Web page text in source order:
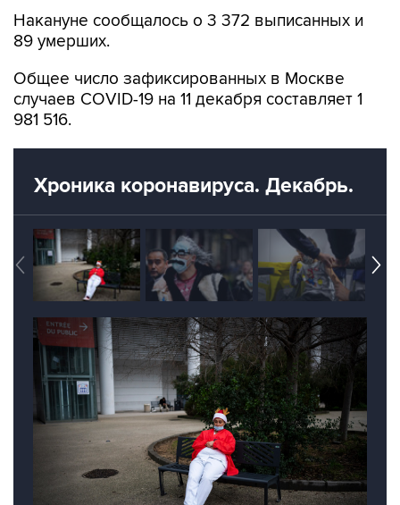
Накануне сообщалось о 3 372 выписанных и
89 умерших.
Общее число зафиксированных в Москве
случаев COVID-19 на 11 декабря составляет 1
981 516.
Хроника коронавируса. Декабрь.